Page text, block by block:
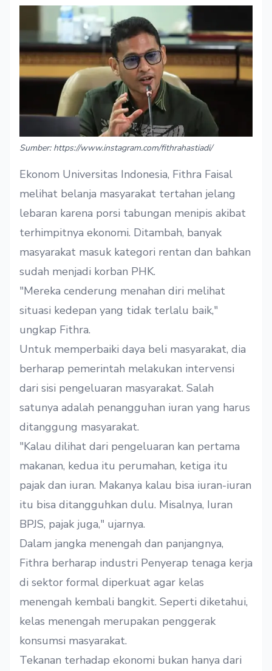
Sumber: https://www.instagram.com/fithrahastiadi/
Ekonom Universitas Indonesia, Fithra Faisal
melihat belanja masyarakat tertahan jelang
lebaran karena porsi tabungan menipis akibat
terhimpitnya ekonomi. Ditambah, banyak
masyarakat masuk kategori rentan dan bahkan
sudah menjadi korban PHK.
"Mereka cenderung menahan diri melihat
situasi kedepan yang tidak terlalu baik,"
ungkap Fithra.
Untuk memperbaiki daya beli masyarakat, dia
berharap pemerintah melakukan intervensi
dari sisi pengeluaran masyarakat. Salah
satunya adalah penangguhan iuran yang harus
ditanggung masyarakat.
"Kalau dilihat dari pengeluaran kan pertama
makanan, kedua itu perumahan, ketiga itu
pajak dan iuran. Makanya kalau bisa iuran-iuran
itu bisa ditangguhkan dulu. Misalnya, Iuran
BPJS, pajak juga," ujarnya.
Dalam jangka menengah dan panjangnya,
Fithra berharap industri Penyerap tenaga kerja
di sektor formal diperkuat agar kelas
menengah kembali bangkit. Seperti diketahui,
kelas menengah merupakan penggerak
konsumsi masyarakat.
Tekanan terhadap ekonomi bukan hanya dari